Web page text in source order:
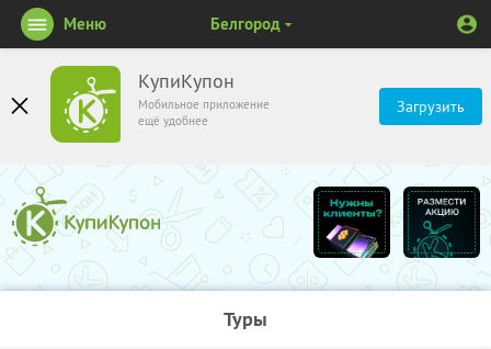
КупиКупон
Мобильное приложение
ещё удобнее
Загрузить
Меню Белгород
Туры